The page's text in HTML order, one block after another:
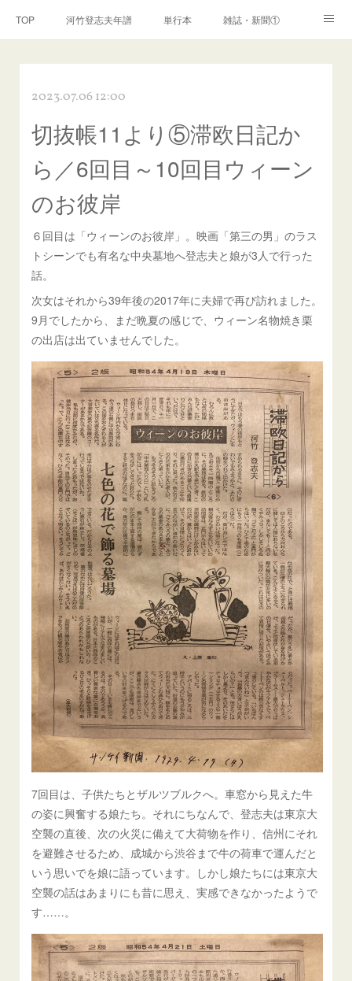
TOP 河竹登志夫年譜 単行本 雑誌・新聞①
河竹繁俊 年譜 河竹黙阿弥 年譜
2023.07.06 12:00
切抜帳11より⑤滞欧日記か
ら／6回目～10回目ウィーン
のお彼岸
６回目は「ウィーンのお彼岸」。映画「第三の男」のラス
トシーンでも有名な中央墓地へ登志夫と娘が3人で行った
話。
次女はそれから39年後の2017年に夫婦で再び訪れました。
9月でしたから、まだ晩夏の感じで、ウィーン名物焼き栗
の出店は出ていませんでした。
7回目は、子供たちとザルツブルクへ。車窓から見えた牛
の姿に興奮する娘たち。それにちなんで、登志夫は東京大
空襲の直後、次の火災に備えて大荷物を作り、信州にそれ
を避難させるため、成城から渋谷まで牛の荷車で運んだと
いう思いでを娘に語っています。しかし娘たちには東京大
空襲の話はあまりにも昔に思え、実感できなかったようで
す……。